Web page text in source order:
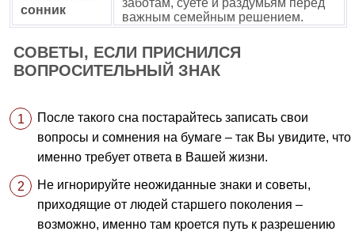
сонник
заботам, суете и раздумьям перед
важным семейным решением.
СОВЕТЫ, ЕСЛИ ПРИСНИЛСЯ
ВОПРОСИТЕЛЬНЫЙ ЗНАК
После такого сна постарайтесь записать свои
вопросы и сомнения на бумаге – так Вы увидите, что
именно требует ответа в Вашей жизни.
Не игнорируйте неожиданные знаки и советы,
приходящие от людей старшего поколения –
возможно, именно там кроется путь к разрешению